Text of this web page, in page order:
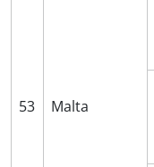
53 Malta